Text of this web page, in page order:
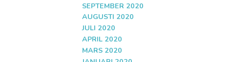
SEPTEMBER 2020
AUGUSTI 2020
JULI 2020
APRIL 2020
MARS 2020